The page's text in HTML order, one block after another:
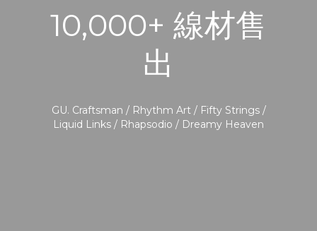
10,000+ 線材售
出
GU. Craftsman / Rhythm Art / Fifty Strings /
Liquid Links / Rhapsodio / Dreamy Heaven